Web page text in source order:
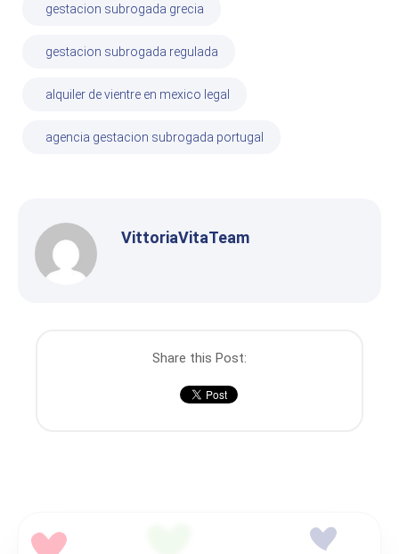
gestacion subrogada grecia
gestacion subrogada regulada
alquiler de vientre en mexico legal
agencia gestacion subrogada portugal
VittoriaVitaTeam
Share this Post: